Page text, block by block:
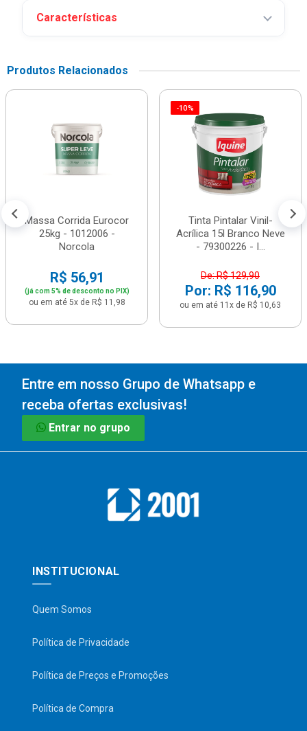
Características
Produtos Relacionados
Massa Corrida Eurocor
25kg - 1012006 -
Norcola
R$ 56,91
(já com 5% de desconto no PIX)
ou em até 5x de R$ 11,98
-10%
Tinta Pintalar Vinil-
Acrílica 15l Branco Neve
- 79300226 - I...
De: R$ 129,90
Por: R$ 116,90
ou em até 11x de R$ 10,63
Entre em nosso Grupo de Whatsapp e
receba ofertas exclusivas!
Entrar no grupo
INSTITUCIONAL
Quem Somos
Política de Privacidade
Política de Preços e Promoções
Política de Compra